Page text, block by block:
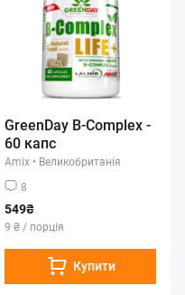
GreenDay B-Complex -
60 капс
Amix • Великобританія
8
549₴
9 ₴ / порція
Купити